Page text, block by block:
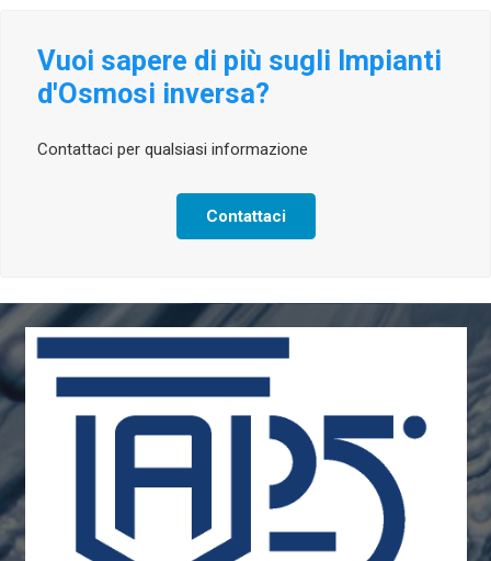
Vuoi sapere di più sugli Impianti
d'Osmosi inversa?
Contattaci per qualsiasi informazione
Contattaci